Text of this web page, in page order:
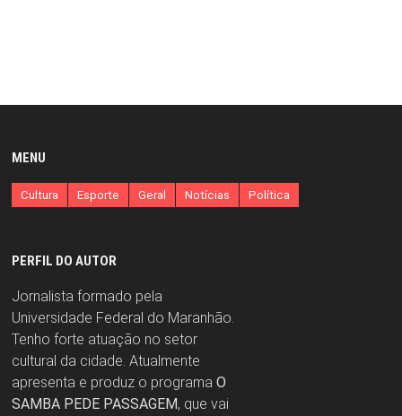
MENU
Cultura Esporte Geral Notícias Política
PERFIL DO AUTOR
Jornalista formado pela
Universidade Federal do Maranhão.
Tenho forte atuação no setor
cultural da cidade. Atualmente
apresenta e produz o programa O
SAMBA PEDE PASSAGEM, que vai